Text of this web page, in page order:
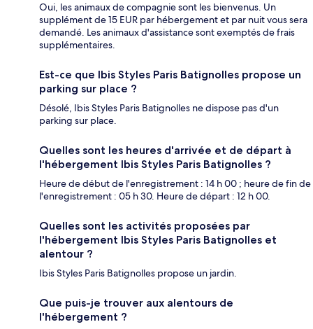
Oui, les animaux de compagnie sont les bienvenus. Un
supplément de 15 EUR par hébergement et par nuit vous sera
demandé. Les animaux d'assistance sont exemptés de frais
supplémentaires.
Est-ce que Ibis Styles Paris Batignolles propose un
parking sur place ?
Désolé, Ibis Styles Paris Batignolles ne dispose pas d'un
parking sur place.
Quelles sont les heures d'arrivée et de départ à
l'hébergement Ibis Styles Paris Batignolles ?
Heure de début de l'enregistrement : 14 h 00 ; heure de fin de
l'enregistrement : 05 h 30. Heure de départ : 12 h 00.
Quelles sont les activités proposées par
l'hébergement Ibis Styles Paris Batignolles et
alentour ?
Ibis Styles Paris Batignolles propose un jardin.
Que puis-je trouver aux alentours de
l'hébergement ?